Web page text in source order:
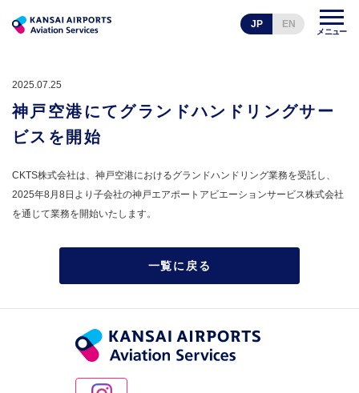
JP EN
メニュー
2025.07.25
神戸空港にてグランドハンドリングサー
ビスを開始
CKTS株式会社は、神戸空港におけるグランドハンドリング業務を受託し、
2025年8月8日より子会社の神戸エアポートアビエーションサービス株式会社
を通じて業務を開始いたします。
一覧に戻る